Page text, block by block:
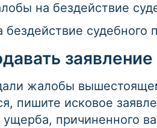
на бездействие
заявление
жалобы
пишите исковое
ущерба, причиненного